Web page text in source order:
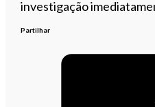
investigação
Partilhar